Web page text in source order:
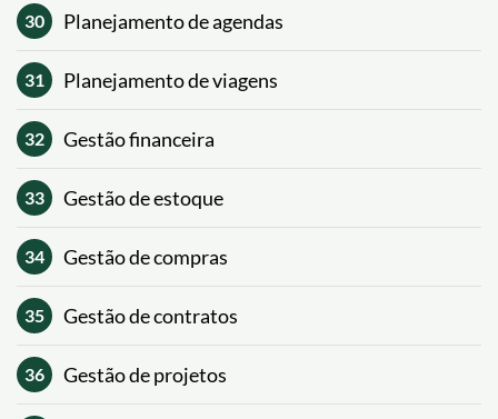
30 Planejamento de agendas
31 Planejamento de viagens
32 Gestão financeira
33 Gestão de estoque
34 Gestão de compras
35 Gestão de contratos
36 Gestão de projetos